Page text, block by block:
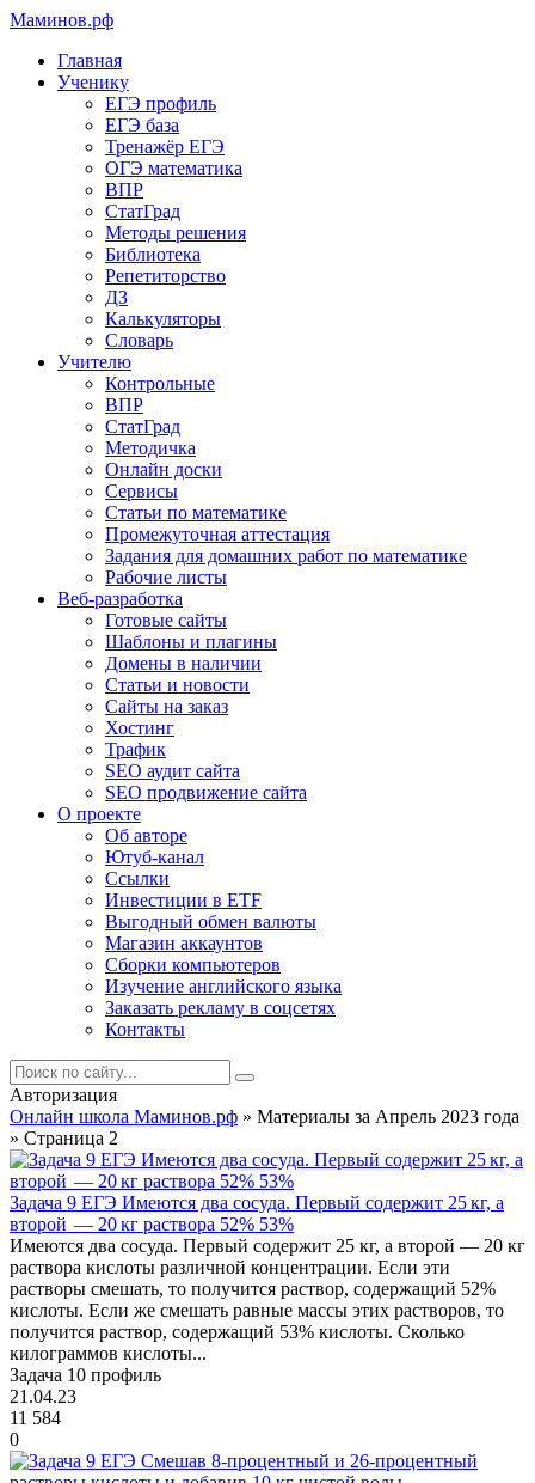
Маминов.рф
Главная
Ученику
ЕГЭ профиль
ЕГЭ база
Тренажёр ЕГЭ
ОГЭ математика
ВПР
СтатГрад
Методы решения
Библиотека
Репетиторство
ДЗ
Калькуляторы
Словарь
Учителю
Контрольные
ВПР
СтатГрад
Методичка
Онлайн доски
Сервисы
Статьи по математике
Промежуточная аттестация
Задания для домашних работ по математике
Рабочие листы
Веб-разработка
Готовые сайты
Шаблоны и плагины
Домены в наличии
Статьи и новости
Сайты на заказ
Хостинг
Трафик
SEO аудит сайта
SEO продвижение сайта
О проекте
Об авторе
Ютуб-канал
Ссылки
Инвестиции в ETF
Выгодный обмен валюты
Магазин аккаунтов
Сборки компьютеров
Изучение английского языка
Заказать рекламу в соцсетях
Контакты
Авторизация
Онлайн школа Маминов.рф » Материалы за Апрель 2023 года
» Страница 2
Задача 9 ЕГЭ Имеются два сосуда. Первый содержит 25 кг, а
второй — 20 кг раствора 52% 53%
Имеются два сосуда. Первый содержит 25 кг, а второй — 20 кг
раствора кислоты различной концентрации. Если эти
растворы смешать, то получится раствор, содержащий 52%
кислоты. Если же смешать равные массы этих растворов, то
получится раствор, содержащий 53% кислоты. Сколько
килограммов кислоты...
Задача 10 профиль
21.04.23
11 584
0